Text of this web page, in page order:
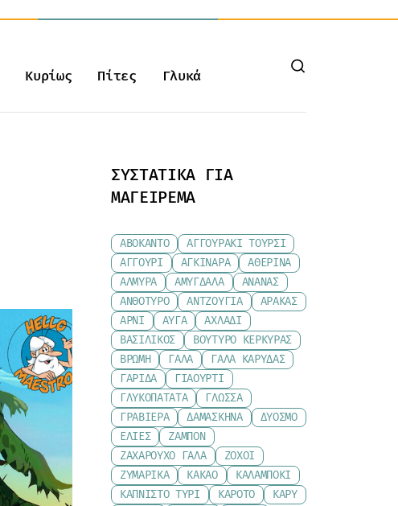
Κυρίως Πίτες Γλυκά
ΣΥΣΤΑΤΙΚΆ ΓΙΑ
ΜΑΓΕΊΡΕΜΑ
ΑΒΟΚΆΝΤΟ
ΑΓΓΟΥΡΆΚΙ ΤΟΥΡΣΊ
ΑΓΓΟΎΡΙ
ΑΓΚΙΝΆΡΑ
ΑΘΕΡΊΝΑ
ΑΛΜΎΡΑ
ΑΜΎΓΔΑΛΑ
ΑΝΑΝΆΣ
ΑΝΘΌΤΥΡΟ
ΑΝΤΖΟΎΓΙΑ
ΑΡΑΚΆΣ
ΑΡΝΊ
ΑΥΓΆ
ΑΧΛΆΔΙ
ΒΑΣΙΛΙΚΌΣ
ΒΟΎΤΥΡΟ ΚΕΡΚΎΡΑΣ
ΒΡΏΜΗ
ΓΆΛΑ
ΓΆΛΑ ΚΑΡΎΔΑΣ
ΓΑΡΊΔΑ
ΓΙΑΟΎΡΤΙ
ΓΛΥΚΟΠΑΤΆΤΑ
ΓΛΏΣΣΑ
ΓΡΑΒΙΈΡΑ
ΔΑΜΆΣΚΗΝΑ
ΔΥΌΣΜΟ
ΕΛΙΈΣ
ΖΑΜΠΌΝ
ΖΑΧΑΡΟΎΧΟ ΓΆΛΑ
ΖΟΧΟΊ
ΖΥΜΑΡΙΚΆ
ΚΑΚΆΟ
ΚΑΛΑΜΠΌΚΙ
ΚΑΠΝΙΣΤΌ ΤΥΡΊ
ΚΑΡΌΤΟ
ΚΆΡΥ